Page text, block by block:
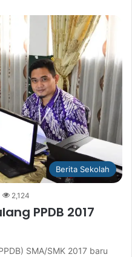
Berita Sekolah
2,124
PPDB 2017
SMA/SMK 2017 baru